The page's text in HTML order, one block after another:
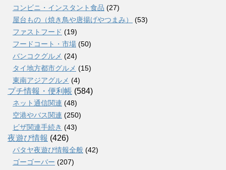
コンビニ・インスタント食品 (27)
屋台もの（焼き鳥や唐揚げやつまみ）
(53)
ファストフード (19)
フードコート・市場 (50)
バンコクグルメ (24)
タイ地方都市グルメ (15)
東南アジアグルメ (4)
プチ情報・便利帳 (584)
ネット通信関連 (48)
空港やバス関連 (250)
ビザ関連手続き (43)
夜遊び情報 (426)
パタヤ夜遊び情報全般 (42)
ゴーゴーバー (207)